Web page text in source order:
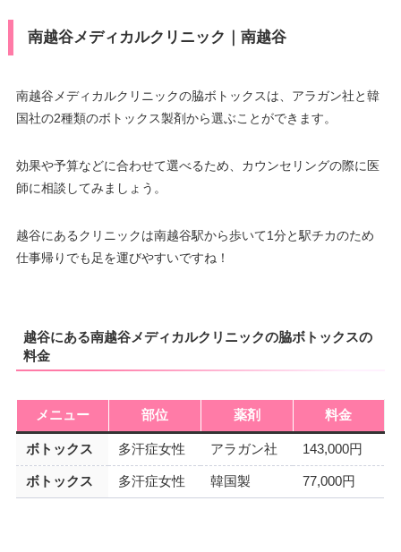
南越谷メディカルクリニック｜南越谷
南越谷メディカルクリニックの脇ボトックスは、アラガン社と韓
国社の2種類のボトックス製剤から選ぶことができます。
効果や予算などに合わせて選べるため、カウンセリングの際に医
師に相談してみましょう。
越谷にあるクリニックは南越谷駅から歩いて1分と駅チカのため
仕事帰りでも足を運びやすいですね！
越谷にある南越谷メディカルクリニックの脇ボトックスの
料金
メニュー 部位 薬剤 料金
ボトックス 多汗症女性 アラガン社 143,000円
ボトックス 多汗症女性 韓国製 77,000円